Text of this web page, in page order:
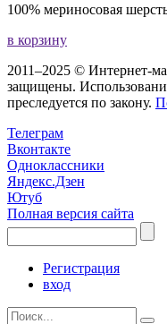
100% мериносовая
в корзину
2011–2025 © Интернет-
защищены.
преследуется по закону.
Телеграм
Вконтакте
Одноклассники
Яндекс.Дзен
Ютуб
Полная версия сайта
Регистрация
вход